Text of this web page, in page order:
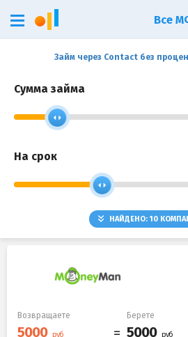
Займ через Contact без
Сумма займа
На срок
НАЙДЕНО:10
Возвращаете Берете
Все